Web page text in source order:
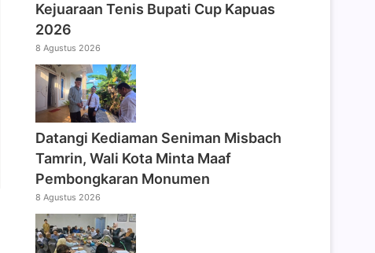
Kejuaraan Tenis Bupati Cup Kapuas
2026
8 Agustus 2026
Datangi Kediaman Seniman Misbach
Tamrin, Wali Kota Minta Maaf
Pembongkaran Monumen
8 Agustus 2026